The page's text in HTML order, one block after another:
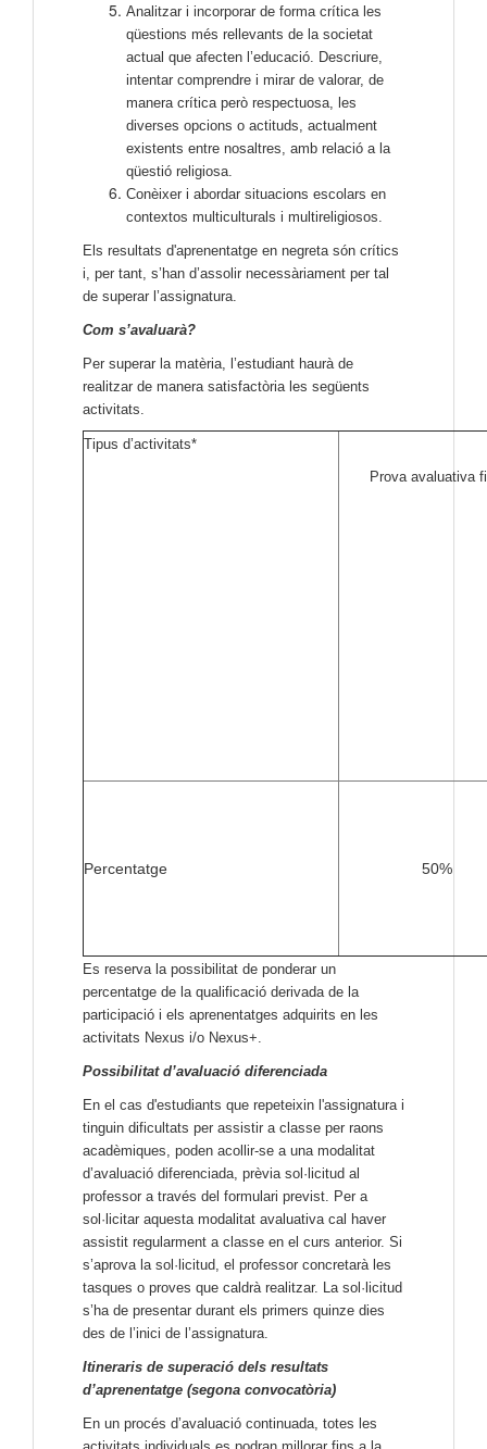
Analitzar i incorporar de forma crítica les
qüestions més rellevants de la societat
actual que afecten l’educació. Descriure,
intentar comprendre i mirar de valorar, de
manera crítica però respectuosa, les
diverses opcions o actituds, actualment
existents entre nosaltres, amb relació a la
qüestió religiosa.
Conèixer i abordar situacions escolars en
contextos multiculturals i multireligiosos.
Els resultats d'aprenentatge en negreta són crítics
i, per tant, s’han d’assolir necessàriament per tal
de superar l’assignatura.
Com s’avaluarà?
Per superar la matèria, l’estudiant haurà de
realitzar de manera satisfactòria les següents
activitats.
Tipus d’activitats*
Prova avaluativa
Percentatge 50%
Es reserva la possibilitat de ponderar un
percentatge de la qualificació derivada de la
participació i els aprenentatges adquirits en les
activitats Nexus i/o Nexus+.
Possibilitat d’avaluació diferenciada
En el cas d'estudiants que repeteixin l'assignatura i
tinguin dificultats per assistir a classe per raons
acadèmiques, poden acollir-se a una modalitat
d’avaluació diferenciada, prèvia sol·licitud al
professor a través del formulari previst. Per a
sol·licitar aquesta modalitat avaluativa cal haver
assistit regularment a classe en el curs anterior. Si
s’aprova la sol·licitud, el professor concretarà les
tasques o proves que caldrà realitzar. La sol·licitud
s’ha de presentar durant els primers quinze dies
des de l’inici de l’assignatura.
Itineraris de superació dels resultats
d’aprenentatge (segona convocatòria)
En un procés d’avaluació continuada, totes les